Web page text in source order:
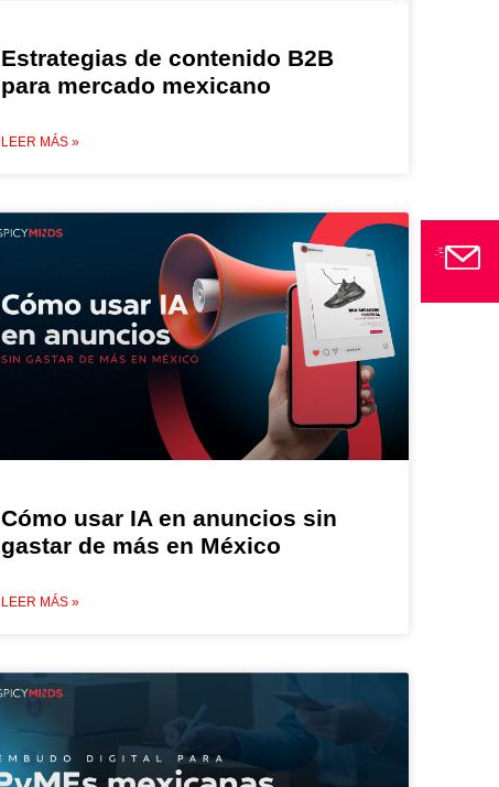
Estrategias de contenido B2B
para mercado mexicano
LEER MÁS »
Cómo usar IA en anuncios sin
gastar de más en México
LEER MÁS »